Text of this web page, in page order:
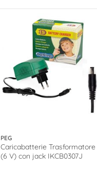
PEG
Caricabatterie Trasformatore
(6 V) con jack IKCB0307J